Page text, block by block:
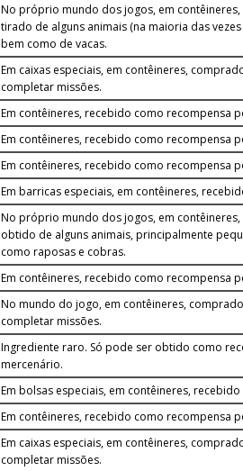
No próprio mundo dos jogos, em
tirado de alguns animais (na maioria das
bem como de vacas.
Em caixas especiais, em contêineres,
completar missões.
Em contêineres, recebido como recompensa
Em contêineres, recebido como recompensa
Em contêineres, recebido como recompensa
Em barricas especiais, em contêineres,
No próprio mundo dos jogos, em
obtido de alguns animais, principalmente
como raposas e cobras.
Em contêineres, recebido como recompensa
No mundo do jogo, em contêineres,
completar missões.
Ingrediente raro. Só pode ser obtido como
mercenário.
Em bolsas especiais, em contêineres,
Em contêineres, recebido como recompensa
Em caixas especiais, em contêineres,
completar missões.